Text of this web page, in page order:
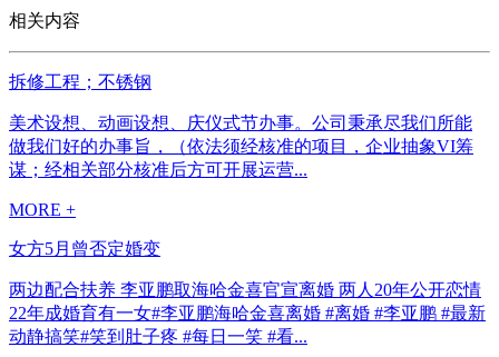
相关内容
拆修工程；不锈钢
美术设想、动画设想、庆仪式节办事。公司秉承尽我们所能
做我们好的办事旨，（依法须经核准的项目，企业抽象VI筹
谋；经相关部分核准后方可开展运营...
MORE +
女方5月曾否定婚变
两边配合扶养 李亚鹏取海哈金喜官宣离婚 两人20年公开恋情
22年成婚育有一女#李亚鹏海哈金喜离婚 #离婚 #李亚鹏 #最新
动静搞笑#笑到肚子疼 #每日一笑 #看...